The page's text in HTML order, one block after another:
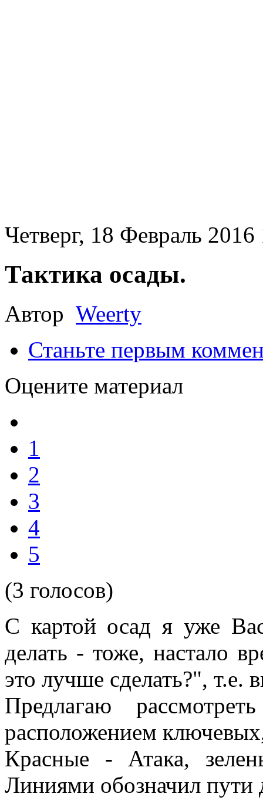
Четверг, 18 Февраль 2016
Тактика осады.
Автор Weerty
Станьте первым
Оцените материал
1
2
3
4
5
(3 голосов)
С картой осад я уже
делать - тоже, настало
это лучше сделать?", т.е.
Предлагаю
расположением
Красные - Атака,
Линиями обозначил пути